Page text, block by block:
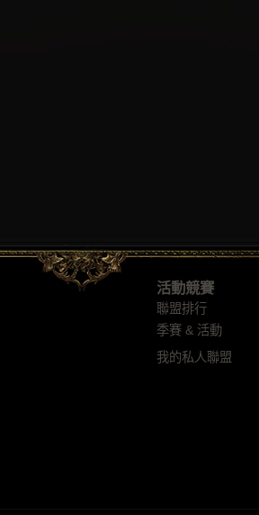
活動競賽
聯盟排行
季賽 & 活動
我的私人聯盟